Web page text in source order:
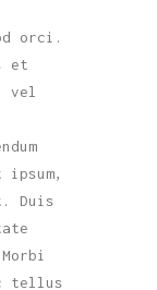
orci.
et
vel
Duis
tellus